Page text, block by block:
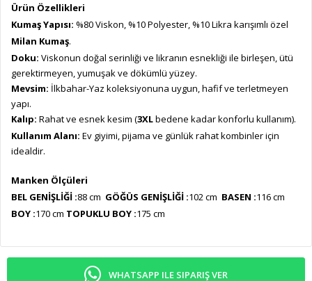
Ürün Özellikleri
Kumaş Yapısı: %80 Viskon, %10 Polyester, %10 Likra karışımlı özel
Milan Kumaş.
Doku: Viskonun doğal serinliği ve likranın esnekliği ile birleşen, ütü
gerektirmeyen, yumuşak ve dökümlü yüzey.
Mevsim: İlkbahar-Yaz koleksiyonuna uygun, hafif ve terletmeyen
yapı.
Kalıp: Rahat ve esnek kesim (3XLbedene kadar konforlu kullanım).
Kullanım Alanı: Ev giyimi, pijama ve günlük rahat kombinler için
idealdir.
Manken Ölçüleri
BEL GENİŞLİĞİ :88 cm GÖĞÜS GENİŞLİĞİ :102 cm BASEN :116 cm
BOY :170 cm TOPUKLU BOY :175 cm
WHATSAPP ILE SIPARIŞ VER